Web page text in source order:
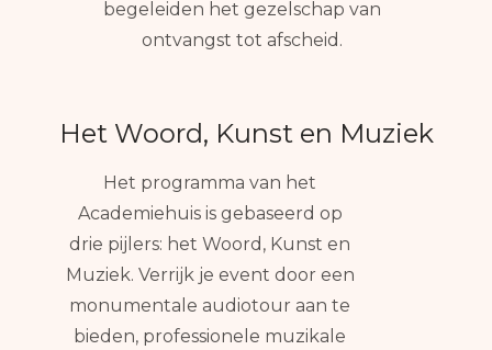
begeleiden het gezelschap van
ontvangst tot afscheid.
Het Woord, Kunst en Muziek
Het programma van het
Academiehuis is gebaseerd op
drie pijlers: het Woord, Kunst en
Muziek. Verrijk je event door een
monumentale audiotour aan te
bieden, professionele muzikale